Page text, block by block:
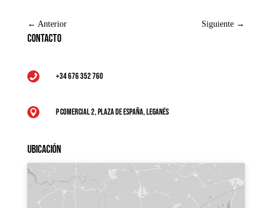
← Anterior Siguiente →
Contacto
 +34 676 352 760
 P Comercial 2, Plaza de España, Leganés
Ubicación